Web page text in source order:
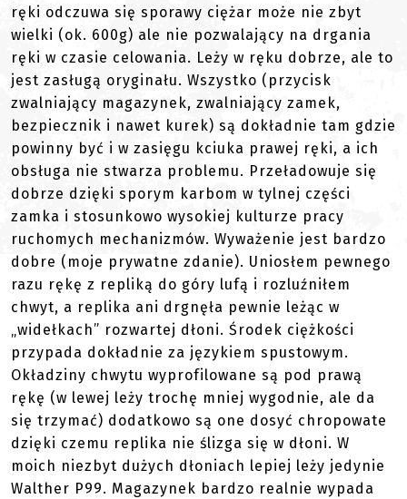
ręki odczuwa się sporawy ciężar może nie zbyt
wielki (ok. 600g) ale nie pozwalający na drgania
ręki w czasie celowania. Leży w ręku dobrze, ale to
jest zasługą oryginału. Wszystko (przycisk
zwalniający magazynek, zwalniający zamek,
bezpiecznik i nawet kurek) są dokładnie tam gdzie
powinny być i w zasięgu kciuka prawej ręki, a ich
obsługa nie stwarza problemu. Przeładowuje się
dobrze dzięki sporym karbom w tylnej części
zamka i stosunkowo wysokiej kulturze pracy
ruchomych mechanizmów. Wyważenie jest bardzo
dobre (moje prywatne zdanie). Uniosłem pewnego
razu rękę z repliką do góry lufą i rozluźniłem
chwyt, a replika ani drgnęła pewnie leżąc w
„widełkach” rozwartej dłoni. Środek ciężkości
przypada dokładnie za językiem spustowym.
Okładziny chwytu wyprofilowane są pod prawą
rękę (w lewej leży trochę mniej wygodnie, ale da
się trzymać) dodatkowo są one dosyć chropowate
dzięki czemu replika nie ślizga się w dłoni. W
moich niezbyt dużych dłoniach lepiej leży jedynie
Walther P99. Magazynek bardzo realnie wypada